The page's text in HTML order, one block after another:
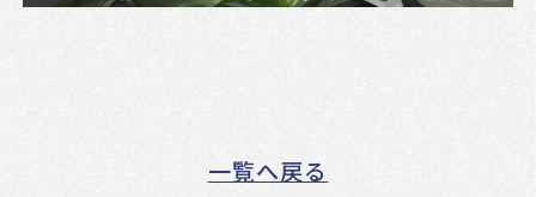
一覧へ戻る